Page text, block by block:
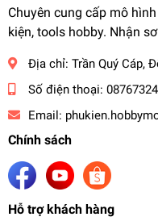
Chuyên cung cấp mô
kiện, tools hobby. Nhận
Địa chỉ: Trần Quý Cáp,
Số điện thoại:
Email:
Chính sách
Hỗ trợ khách hàng